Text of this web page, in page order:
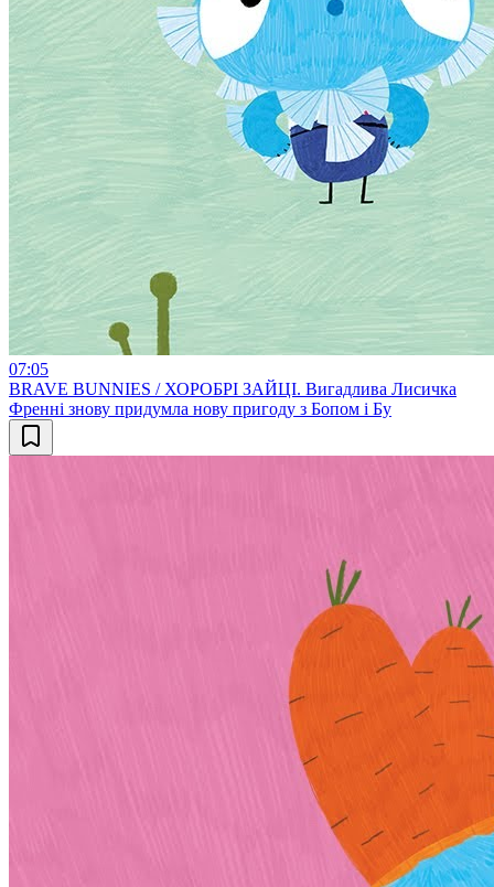
07:05
BRAVE BUNNIES / ХОРОБРІ ЗАЙЦІ. Вигадлива Лисичка
Френні знову придумла нову пригоду з Бопом і Бу